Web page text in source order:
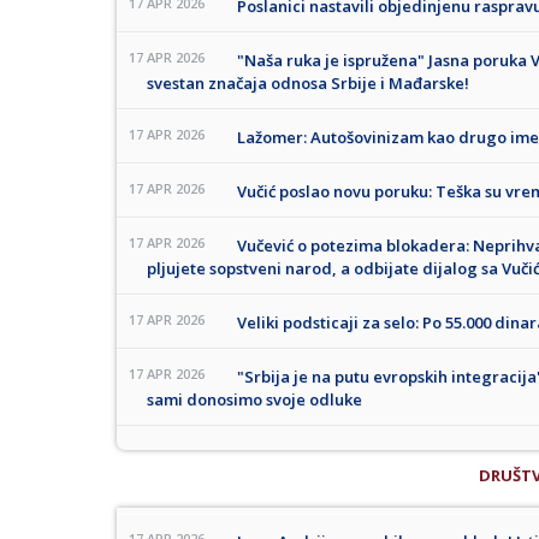
Poslanici nastavili objedinjenu
17 APR 2026
"Naša ruka je ispružena" Jasna poruka
svestan značaja odnosa Srbije i Mađarske!
17 APR 2026 Lažomer: Autošovinizam kao drugo ime
17 APR 2026 Vučić poslao novu poruku: Teška su
17 APR 2026
Vučević o potezima blokadera:
pljujete sopstveni narod, a odbijate dijalog sa
17 APR 2026 Veliki podsticaji za selo: Po 55.000
17 APR 2026
"Srbija je na putu evropskih
sami donosimo svoje odluke